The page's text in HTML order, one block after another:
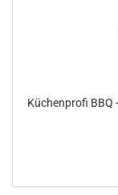
Küchenprofi BBQ